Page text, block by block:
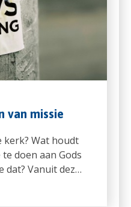
van missie
kerk? Wat houdt
doen aan Gods
dat? Vanuit dez…